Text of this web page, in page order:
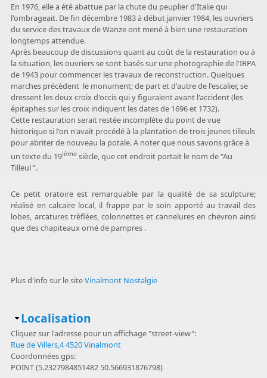
En 1976, elle a été abattue par la chute du peuplier d'Italie qui
l'ombrageait. De fin décembre 1983 à début janvier 1984, les ouvriers
du service des travaux de Wanze ont mené à bien une restauration
longtemps attendue.
Après beaucoup de discussions quant au coût de la restauration ou à
la situation, les ouvriers se sont basés sur une photographie de l'IRPA
de 1943 pour commencer les travaux de reconstruction. Quelques
marches précèdent le monument; de part et d'autre de l'escalier, se
dressent les deux croix d'occis qui y figuraient avant l'accident (les
épitaphes sur les croix indiquent les dates de 1696 et 1732).
Cette restauration serait restée incomplète du point de vue
historique si l'on n'avait procédé à la plantation de trois jeunes tilleuls
pour abriter de nouveau la potale. A noter que nous savons grâce à
un texte du 19ièmesiècle, que cet endroit portait le nom de "Au
Tilleul ".
Ce petit oratoire est remarquable par la qualité de sa sculpture;
réalisé en calcaire local, il frappe par le soin apporté au travail des
lobes, arcatures trèflées, colonnettes et cannelures en chevron ainsi
que des chapiteaux orné de pampres .
Plus d'info sur le siteVinalmont Nostalgie
Masquer
Localisation
Cliquez sur l'adresse pour un affichage "street-view":
Rue de Villers,4 4520 Vinalmont
Coordonnées gps:
POINT (5.2327984851482 50.566931876798)